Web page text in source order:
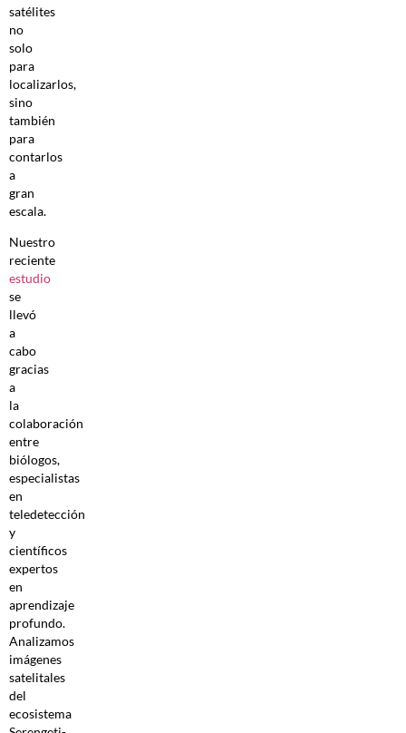
satélites
no
solo
para
localizarlos,
sino
también
para
contarlos
a
gran
escala.
Nuestro
reciente
estudio
se
llevó
a
cabo
gracias
a
la
colaboración
entre
biólogos,
especialistas
en
teledetección
y
científicos
expertos
en
aprendizaje
profundo.
Analizamos
imágenes
satelitales
del
ecosistema